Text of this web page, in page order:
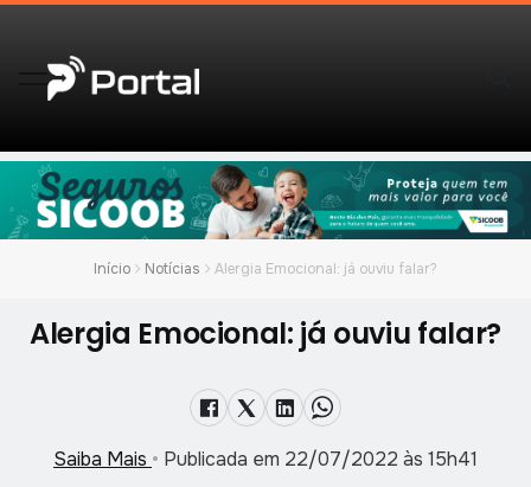
Início Notícias Alergia Emocional: já ouviu falar?
Alergia Emocional: já ouviu falar?
Saiba Mais • Publicada em 22/07/2022 às 15h41